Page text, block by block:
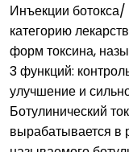
Инъекции
категорию
форм токсина,
3 функций:
улучшение и
Ботулинический
вырабатывается в